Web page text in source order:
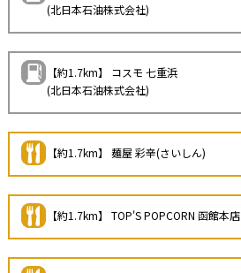
(北日本石油株式会社)
【約1.7km】 コスモ 七重浜
(北日本石油株式会社)
【約1.7km】 麺屋 彩辛(さいしん)
【約1.7km】 TOP'S POPCORN 函館本店